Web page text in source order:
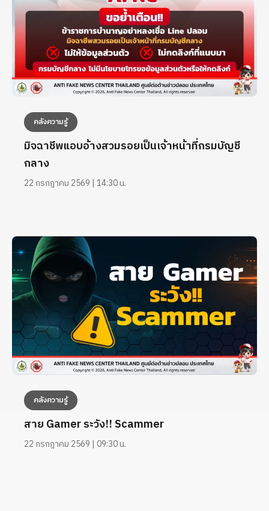
คลังความรู้
มิจฉาชีพแอบอ้างสวมรอยเป็นเจ้าหน้าที่กรมบัญชี
กลาง
22 กรกฎาคม 2569 | 14:30 น.
คลังความรู้
สาย Gamer ระวัง!! Scammer
22 กรกฎาคม 2569 | 09:30 น.